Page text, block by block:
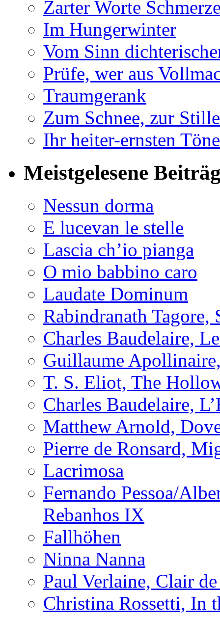
Zarter Worte
Im Hungerwinter
Vom Sinn
Prüfe, wer aus
Traumgerank
Zum Schnee, zur Stille
Ihr heiter-ernsten Töne
Meistgelesene
Nessun dorma
E lucevan le stelle
Lascia ch’io pianga
O mio babbino caro
Laudate Dominum
Rabindranath
Charles Baudelaire,
Guillaume
T. S. Eliot, The
Charles Baudelaire,
Matthew Arnold,
Pierre de Ronsard,
Lacrimosa
Fernando Pessoa/
Rebanhos IX
Fallhöhen
Ninna Nanna
Paul Verlaine, Clair
Christina Rossetti, In